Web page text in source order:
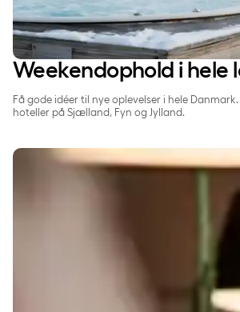
Weekendophold i hele
Få gode idéer til nye oplevelser i hele
hoteller på Sjælland, Fyn og Jylland.
Sjælland